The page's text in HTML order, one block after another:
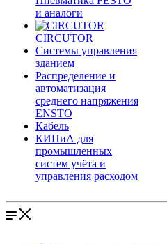
и аналоги
CIRCUTOR
Системы управления
зданием
Распределение и
автоматизация
среднего напряжения
ENSTO
Кабель
КИПиА для
промышленных
систем учёта и
управления расходом